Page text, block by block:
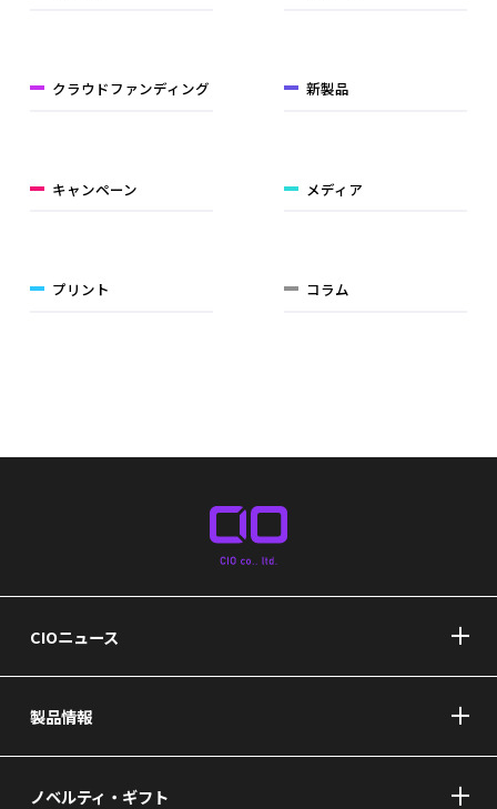
クラウドファンディング 新製品
キャンペーン メディア
プリント コラム
CIOニュース
製品情報
ノベルティ・ギフト